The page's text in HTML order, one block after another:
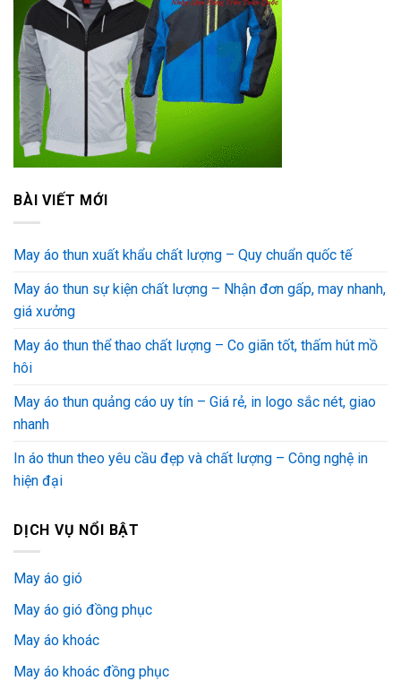
BÀI VIẾT MỚI
May áo thun xuất khẩu chất lượng – Quy chuẩn quốc tế
May áo thun sự kiện chất lượng – Nhận đơn gấp, may nhanh,
giá xưởng
May áo thun thể thao chất lượng – Co giãn tốt, thấm hút mồ
hôi
May áo thun quảng cáo uy tín – Giá rẻ, in logo sắc nét, giao
nhanh
In áo thun theo yêu cầu đẹp và chất lượng – Công nghệ in
hiện đại
DỊCH VỤ NỔI BẬT
May áo gió
May áo gió đồng phục
May áo khoác
May áo khoác đồng phục